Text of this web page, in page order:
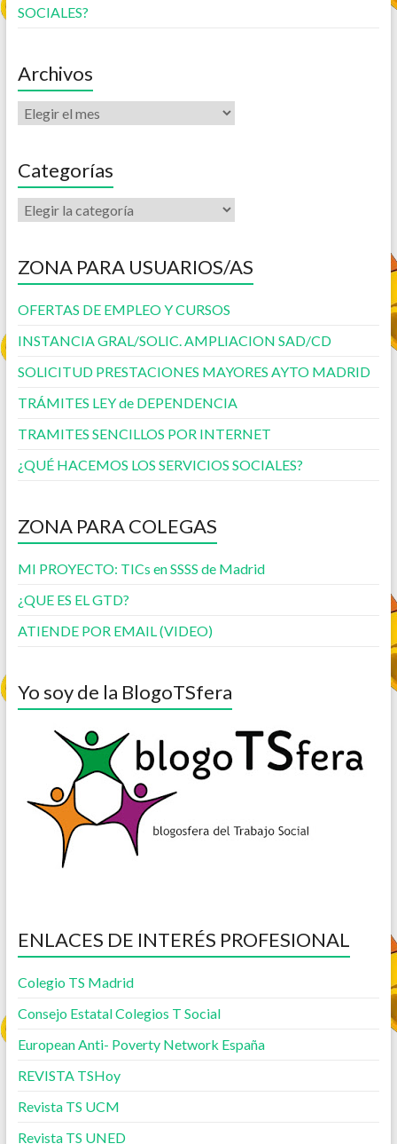
SOCIALES?
Archivos
Categorías
ZONA PARA USUARIOS/AS
OFERTAS DE EMPLEO Y CURSOS
INSTANCIA GRAL/SOLIC. AMPLIACION SAD/CD
SOLICITUD PRESTACIONES MAYORES AYTO MADRID
TRÁMITES LEY de DEPENDENCIA
TRAMITES SENCILLOS POR INTERNET
¿QUÉ HACEMOS LOS SERVICIOS SOCIALES?
ZONA PARA COLEGAS
MI PROYECTO: TICs en SSSS de Madrid
¿QUE ES EL GTD?
ATIENDE POR EMAIL (VIDEO)
Yo soy de la BlogoTSfera
ENLACES DE INTERÉS PROFESIONAL
Colegio TS Madrid
Consejo Estatal Colegios T Social
European Anti- Poverty Network España
REVISTA TSHoy
Revista TS UCM
Revista TS UNED